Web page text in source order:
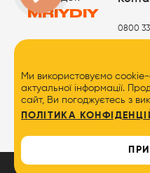
MRIYDIY
0800
© 2026 MRIYDIY
Ми використовуємо
актуальної інформації.
сайт, Ви погоджуєтесь з
ПОЛІТИКА